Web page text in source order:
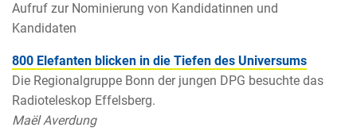
Aufruf zur Nominierung von Kandidatinnen und
Kandidaten
800 Elefanten blicken in die Tiefen des Universums
Die Regionalgruppe Bonn der jungen DPG besuchte das
Radioteleskop Effelsberg.
Maël Averdung